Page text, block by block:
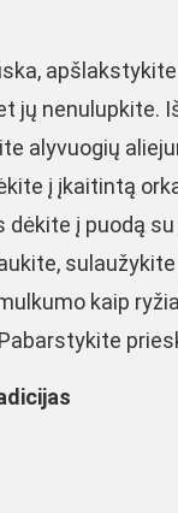
jų nenulupkite.
alyvuogių
į įkaitintą
į puodą
kaip